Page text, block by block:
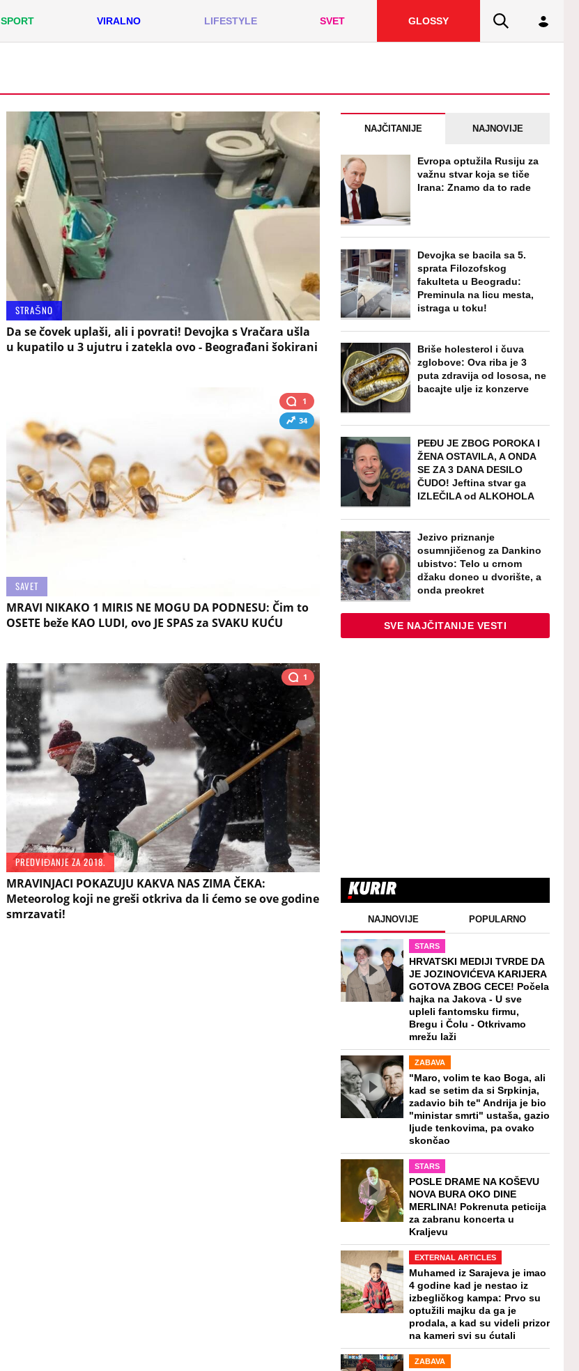
SPORT VIRALNO LIFESTYLE SVET GLOSSY
STRAŠNO
Da se čovek uplaši, ali i povrati! Devojka s Vračara ušla
u kupatilo u 3 ujutru i zatekla ovo - Beograđani šokirani
1
34
SAVET
MRAVI NIKAKO 1 MIRIS NE MOGU DA PODNESU: Čim to
OSETE beže KAO LUDI, ovo JE SPAS za SVAKU KUĆU
1
PREDVIĐANJE ZA 2018.
MRAVINJACI POKAZUJU KAKVA NAS ZIMA ČEKA:
Meteorolog koji ne greši otkriva da li ćemo se ove godine
smrzavati!
NAJČITANIJE NAJNOVIJE
Evropa optužila Rusiju za
važnu stvar koja se tiče
Irana: Znamo da to rade
Devojka se bacila sa 5.
sprata Filozofskog
fakulteta u Beogradu:
Preminula na licu mesta,
istraga u toku!
Briše holesterol i čuva
zglobove: Ova riba je 3
puta zdravija od lososa, ne
bacajte ulje iz konzerve
PEĐU JE ZBOG POROKA I
ŽENA OSTAVILA, A ONDA
SE ZA 3 DANA DESILO
ČUDO! Jeftina stvar ga
IZLEČILA od ALKOHOLA
Jezivo priznanje
osumnjičenog za Dankino
ubistvo: Telo u crnom
džaku doneo u dvorište, a
onda preokret
SVE NAJČITANIJE VESTI
NAJNOVIJE POPULARNO
STARS
HRVATSKI MEDIJI TVRDE DA
JE JOZINOVIĆEVA KARIJERA
GOTOVA ZBOG CECE! Počela
hajka na Jakova - U sve
upleli fantomsku firmu,
Bregu i Čolu - Otkrivamo
mrežu laži
ZABAVA
"Maro, volim te kao Boga, ali
kad se setim da si Srpkinja,
zadavio bih te" Andrija je bio
"ministar smrti" ustaša, gazio
ljude tenkovima, pa ovako
skončao
STARS
POSLE DRAME NA KOŠEVU
NOVA BURA OKO DINE
MERLINA! Pokrenuta peticija
za zabranu koncerta u
Kraljevu
EXTERNAL ARTICLES
Muhamed iz Sarajeva je imao
4 godine kad je nestao iz
izbegličkog kampa: Prvo su
optužili majku da ga je
prodala, a kad su videli prizor
na kameri svi su ćutali
ZABAVA